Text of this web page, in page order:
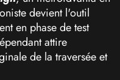
devient l'outil
en phase de test
attire
de la traversée et